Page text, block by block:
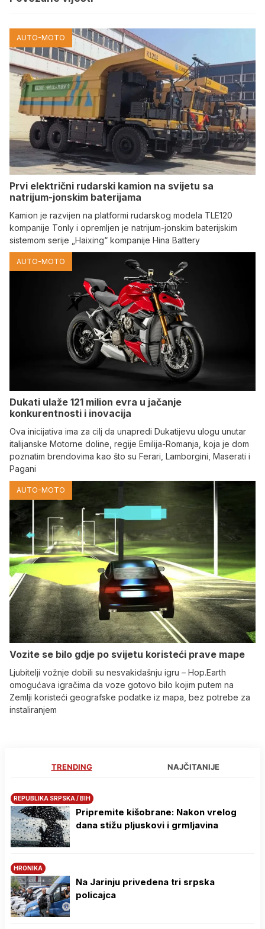
AUTO-MOTO
Prvi električni rudarski kamion na svijetu sa
natrijum-jonskim baterijama
Kamion je razvijen na platformi rudarskog modela TLE120
kompanije Tonly i opremljen je natrijum-jonskim baterijskim
sistemom serije „Haixing“ kompanije Hina Battery
AUTO-MOTO
Dukati ulaže 121 milion evra u jačanje
konkurentnosti i inovacija
Ova inicijativa ima za cilj da unapredi Dukatijevu ulogu unutar
italijanske Motorne doline, regije Emilija-Romanja, koja je dom
poznatim brendovima kao što su Ferari, Lamborgini, Maserati i
Pagani
AUTO-MOTO
Vozite se bilo gdje po svijetu koristeći prave mape
Ljubitelji vožnje dobili su nesvakidašnju igru – Hop.Earth
omogućava igračima da voze gotovo bilo kojim putem na
Zemlji koristeći geografske podatke iz mapa, bez potrebe za
instaliranjem
TRENDING NAJČITANIJE
REPUBLIKA SRPSKA / BIH
Pripremite kišobrane: Nakon vrelog
dana stižu pljuskovi i grmljavina
HRONIKA
Na Јarinju privedena tri srpska
policajca